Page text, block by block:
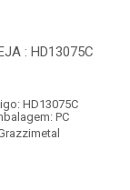
: HD13075C
HD13075C
PC